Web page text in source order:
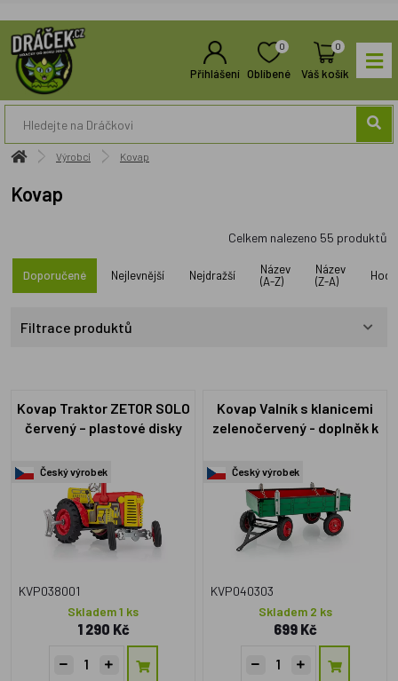
Přihlášení
0
Oblíbené
0
Váš košík
Výrobci Kovap
Kovap
Celkem nalezeno 55 produktů
Doporučené Nejlevnější Nejdražší
Název
(A-Z)
Název
(Z-A)
Filtrace produktů
Kovap Traktor ZETOR SOLO
červený – plastové disky
Český výrobek
KVP038001
Skladem 1 ks
1 290 Kč
Kovap Valník s klanicemi
zelenočervený - doplněk k
Český výrobek
KVP040303
Skladem 2 ks
699 Kč